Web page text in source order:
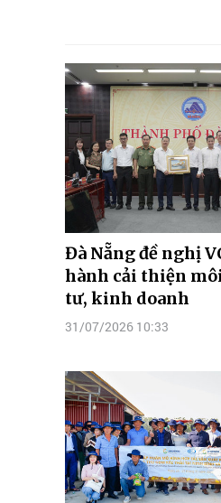
Đà Nẵng đề nghị
hành cải thiện
tư, kinh doanh
31/07/2026 10:33